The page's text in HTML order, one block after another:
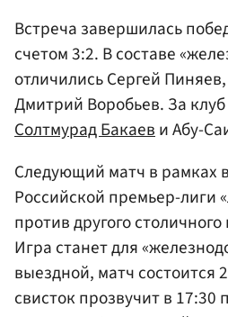
Встреча завершилась
счетом 3:2. В составе
отличились Сергей Пиняев,
Дмитрий Воробьев. За клуб
Солтмурад Бакаеви Абу-
Следующий матч в рамках
Российской премьер-лиги
против другого
Игра станет для
выездной, матч состоится
свисток прозвучит в 17:30